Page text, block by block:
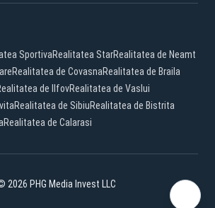
SportivaRealitatea StarRealitatea de Neamt
Realitatea de CovasnaRealitatea de Braila
de IlfovRealitatea de Vaslui
Realitatea de SibiuRealitatea de Bistrita
Realitatea de Calarasi
2026 PHG Media Invest LLC